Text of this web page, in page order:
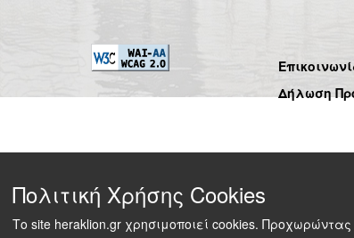
Δήλωση
Πολιτική Χρήσης Cookies
Το site heraklion.gr χρησιμοποιεί cookies.